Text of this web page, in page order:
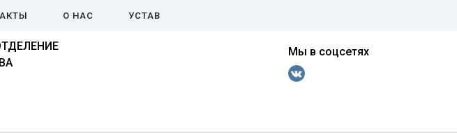
О НАС УСТАВ
Мы в соцсетях